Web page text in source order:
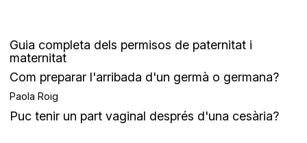
Guia completa dels permisos de paternitat i
maternitat
Com preparar l'arribada d'un germà o germana?
Paola Roig
Puc tenir un part vaginal després d'una cesària?